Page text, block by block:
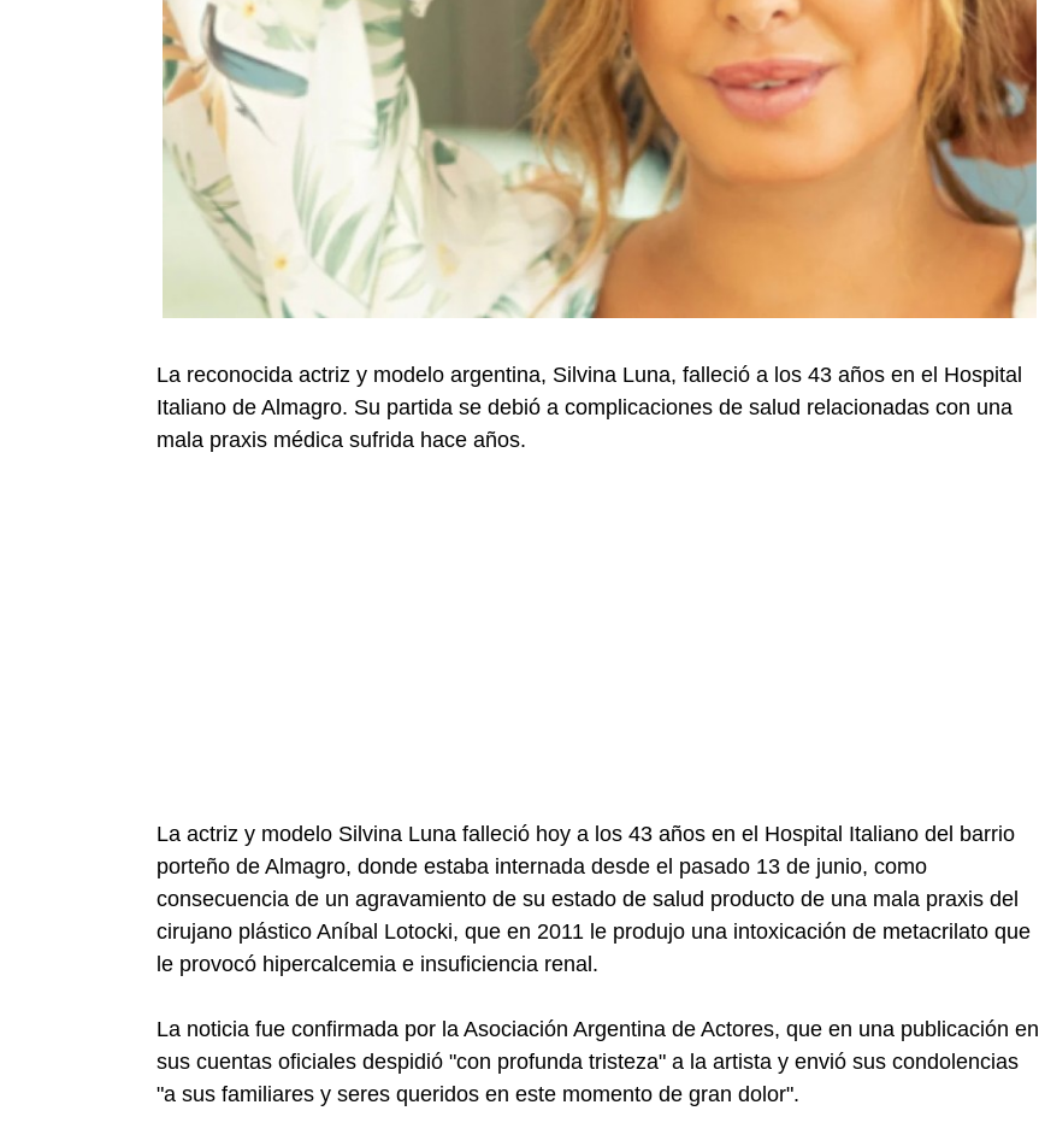
La reconocida actriz y modelo argentina, Silvina Luna, falleció a los 43 años en el Hospital
Italiano de Almagro. Su partida se debió a complicaciones de salud relacionadas con una
mala praxis médica sufrida hace años.
La actriz y modelo Silvina Luna falleció hoy a los 43 años en el Hospital Italiano del barrio
porteño de Almagro, donde estaba internada desde el pasado 13 de junio, como
consecuencia de un agravamiento de su estado de salud producto de una mala praxis del
cirujano plástico Aníbal Lotocki, que en 2011 le produjo una intoxicación de metacrilato que
le provocó hipercalcemia e insuficiencia renal.
La noticia fue confirmada por la Asociación Argentina de Actores, que en una publicación en
sus cuentas oficiales despidió "con profunda tristeza" a la artista y envió sus condolencias
"a sus familiares y seres queridos en este momento de gran dolor".